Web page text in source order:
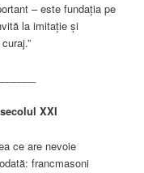
– este fundația pe
la imitație și
XXI
ce are nevoie
francmasoni